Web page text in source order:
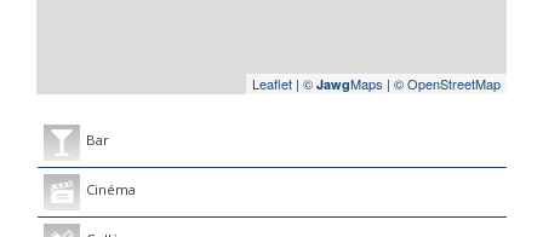
Leaflet | © JawgMaps | © OpenStreetMap
Bar
Cinéma